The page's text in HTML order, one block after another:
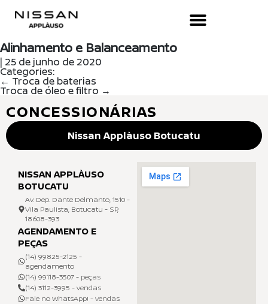
Alinhamento e Balanceamento
| 25 de junho de 2020
Categories:
← Troca de baterias
Troca de óleo e filtro →
CONCESSIONÁRIAS
Nissan Applàuso Botucatu
NISSAN APPLÀUSO
BOTUCATU
Av. Dep. Dante Delmanto, 1510 -
Vila Paulista, Botucatu - SP,
18608-393
AGENDAMENTO E
PEÇAS
(14) 99825-2125 -
agendamento
(14) 99118-3507 - peças
(14) 3112-3995 - vendas
Fale no WhatsApp! - vendas